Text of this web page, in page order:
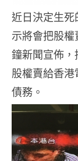
近日決定生
示將會把股
鐘新聞宣佈
股權賣給香
債務。